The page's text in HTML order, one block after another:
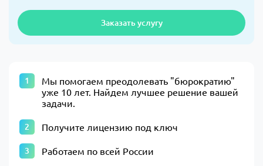
Заказать услугу
​Мы помогаем преодолевать "бюрократию"
уже 10 лет. Найдем лучшее решение вашей
задачи.​
Получите лицензию под ключ
Работаем по всей России